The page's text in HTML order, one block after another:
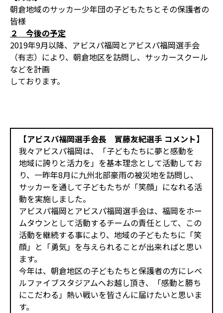
朝倉地域のサッカー少年団の子どもたちとその保護者の
皆様
２ 今後の予定
2019年9月以降、アビスパ福岡とアビスパ福岡選手会
（有志）により、朝倉地区を訪問し、サッカースクール
などを計画
しております。
【アビスパ福岡選手会長 實藤友紀選手 コメント】
我々アビスパ福岡は、「子どもたちに夢と感動を
地域に誇りと活力を」を基本理念として活動してお
り、一昨年8月に九州北部豪雨の被災地を訪問し、
サッカーを通して子どもたちが「笑顔」になれる活
動を実施しました。
アビスパ福岡とアビスパ福岡選手会は、福岡をホー
ムタウンとして活動するチームの責任として、この
活動を継続する事により、地域の子どもたちに「笑
顔」と「勇気」を与えられることが出来ればと思い
ます。
今年は、朝倉地区の子どもたちと保護者の方にレベ
ルファイブスタジアムへお越し頂き、「感動と勝ち
にこだわる」熱い戦いを皆さんに届けたいと思いま
す。